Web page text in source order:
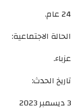
24 عام.
الحالة الاجتماعية:
عزباء.
تاريخ الحدث:
3 ديسمبر 2023